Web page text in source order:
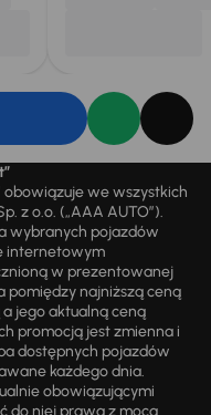
obowiązuje we wszystkich
z o.o. („AAA AUTO”).
wybranych pojazdów
internetowym
w prezentowanej
pomiędzy najniższą ceną
jego aktualną ceną
promocją jest zmienna i
dostępnych pojazdów
każdego dnia.
obowiązującymi
do niej prawa z mocą